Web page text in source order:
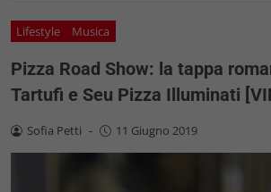
Lifestyle Musica
Pizza Road Show: la tappa
Tartufi e Seu Pizza Illuminati
Sofia Petti - 11 Giugno 2019